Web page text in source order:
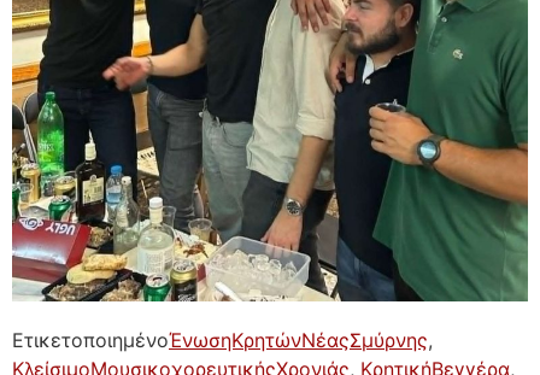
ΕτικετοποιημένοΈνωσηΚρητώνΝέαςΣμύρνης,
ΚλείσιμοΜουσικοχορευτικήςΧρονιάς, ΚρητικήΒεγγέρα,